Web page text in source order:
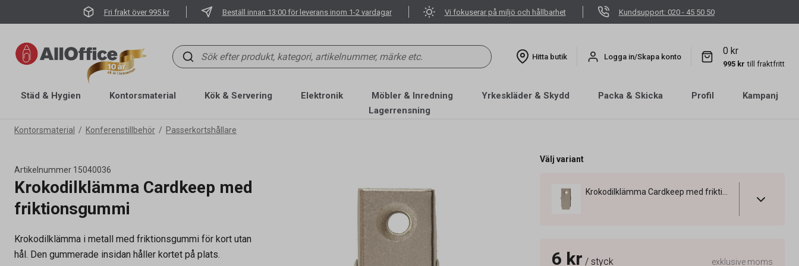
Fri frakt över 995 kr Beställ innan 13:00 för leverans inom 1-2 vardagar Vi fokuserar på miljö och hållbarhet Kundsupport: 020 - 45 50 50
Hitta butik Logga in/Skapa konto
0 kr
995 kr till fraktfritt
Städ & Hygien Kontorsmaterial Kök & Servering Elektronik Möbler & Inredning Yrkeskläder & Skydd Packa & Skicka Profil
Kampanj
Lagerrensning
Kontorsmaterial Konferenstillbehör Passerkortshållare
Artikelnummer 15040036
Krokodilklämma Cardkeep med
friktionsgummi
Krokodilklämma i metall med friktionsgummi för kort utan
hål. Den gummerade insidan håller kortet på plats.
Artikelnummer 15040036
Välj variant
6 kr / styck exklusive moms